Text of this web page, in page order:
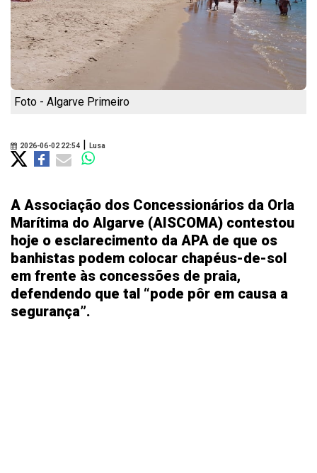
Foto - Algarve Primeiro
2026-06-02 22:54 | Lusa
A Associação dos Concessionários da Orla
Marítima do Algarve (AISCOMA) contestou
hoje o esclarecimento da APA de que os
banhistas podem colocar chapéus-de-sol
em frente às concessões de praia,
defendendo que tal “pode pôr em causa a
segurança”.